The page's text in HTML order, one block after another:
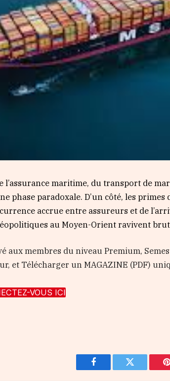
l’assurance maritime, du transport de
phase paradoxale. D’un côté, les
accrue entre assureurs et de
au Moyen-Orient ravivent
aux membres du niveau Premium,
et Télécharger un MAGAZINE (PDF)
VOUS ICI
Facebook Twitter